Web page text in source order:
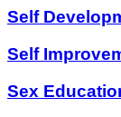
Self
Self
Sex